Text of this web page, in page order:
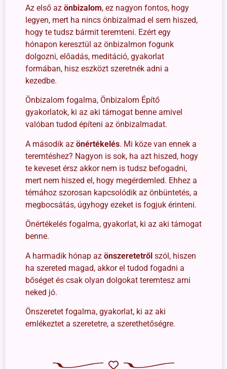
Az első az önbizalom, ez nagyon fontos, hogy
legyen, mert ha nincs önbizalmad el sem hiszed,
hogy te tudsz bármit teremteni. Ezért egy
hónapon keresztül az önbizalmon fogunk
dolgozni, előadás, meditáció, gyakorlat
formában, hisz eszközt szeretnék adni a
kezedbe.
Önbizalom fogalma, Önbizalom Építő
gyakorlatok, ki az aki támogat benne amivel
valóban tudod építeni az önbizalmadat.
A második az önértékelés. Mi köze van ennek a
teremtéshez? Nagyon is sok, ha azt hiszed, hogy
te keveset érsz akkor nem is tudsz befogadni,
mert nem hiszed el, hogy megérdemled. Ehhez a
témához szorosan kapcsolódik az önbüntetés, a
megbocsátás, úgyhogy ezeket is fogjuk érinteni.
Önértékelés fogalma, gyakorlat, ki az aki támogat
benne.
A harmadik hónap az önszeretetről szól, hiszen
ha szereted magad, akkor el tudod fogadni a
bőséget és csak olyan dolgokat teremtesz ami
neked jó.
Önszeretet fogalma, gyakorlat, ki az aki
emlékeztet a szeretetre, a szerethetőségre.